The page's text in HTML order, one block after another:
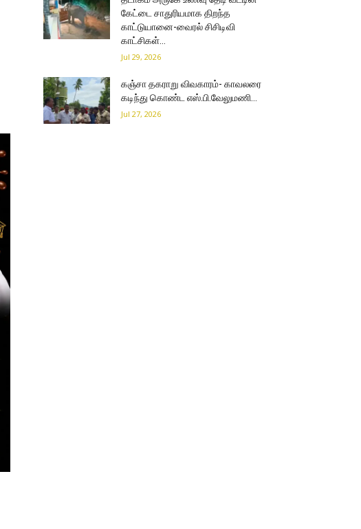
கேட்டை சாதுரியமாக திறந்த
காட்டுயானை-வைரல் சிசிடிவி
காட்சிகள்…
Jul 29, 2026
கஞ்சா தகராறு விவகாரம்- காவலரை
கடிந்து கொண்ட எஸ்.பி.வேலுமணி…
Jul 27, 2026